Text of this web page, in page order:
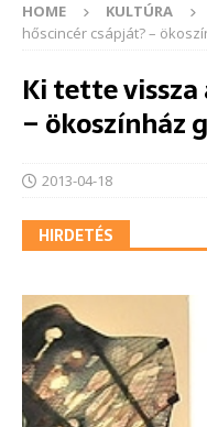
HOME KULTÚRA
hőscincér csápját? –
Ki tette vissza
– ökoszínház
2013-04-18
HIRDETÉS